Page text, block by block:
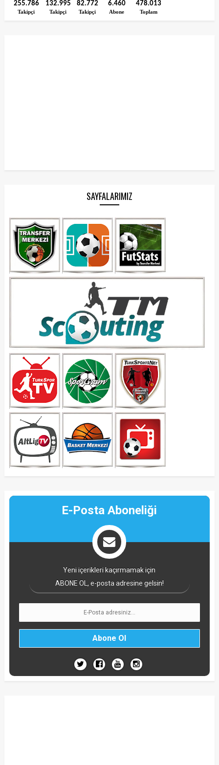
255.786
Takipçi
132.995
Takipçi
82.772
Takipçi
6.460
Abone
478.013
Toplam
SAYFALARIMIZ
E-Posta Aboneliği
Yeni içerikleri kaçırmamak için
ABONE OL, e-posta adresine gelsin!